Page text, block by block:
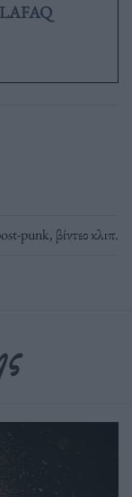
punk, βίντεο κλιπ.